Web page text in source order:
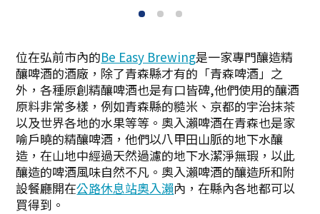
1 2 3
位在弘前市內的Be Easy Brewing是一家專門釀造精
釀啤酒的酒廠，除了青森縣才有的「青森啤酒」之
外，各種原創精釀啤酒也是有口皆碑,他們使用的釀酒
原料非常多樣，例如青森縣的糙米、京都的宇治抹茶
以及世界各地的水果等等。奧入瀨啤酒在青森也是家
喻戶曉的精釀啤酒，他們以八甲田山脈的地下水釀
造，在山地中經過天然過濾的地下水潔淨無瑕，以此
釀造的啤酒風味自然不凡。奧入瀨啤酒的釀造所和附
設餐廳開在公路休息站奧入瀨內，在縣內各地都可以
買得到。